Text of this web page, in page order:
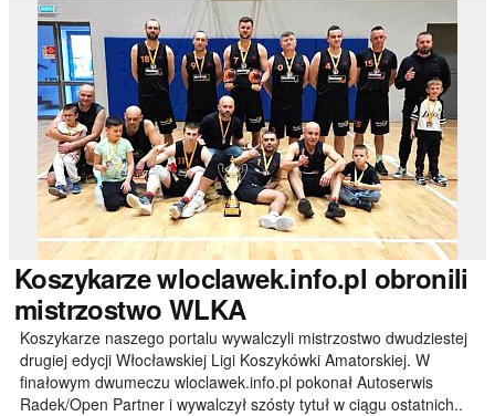
Koszykarzewloclawek.info.pl obronili
mistrzostwo WLKA
Koszykarze naszego portalu wywalczyli mistrzostwo dwudziestej
drugiej edycji Włocławskiej Ligi Koszykówki Amatorskiej. W
finałowym dwumeczu wloclawek.info.pl pokonał Autoserwis
Radek/Open Partner i wywalczył szósty tytuł w ciągu ostatnich..